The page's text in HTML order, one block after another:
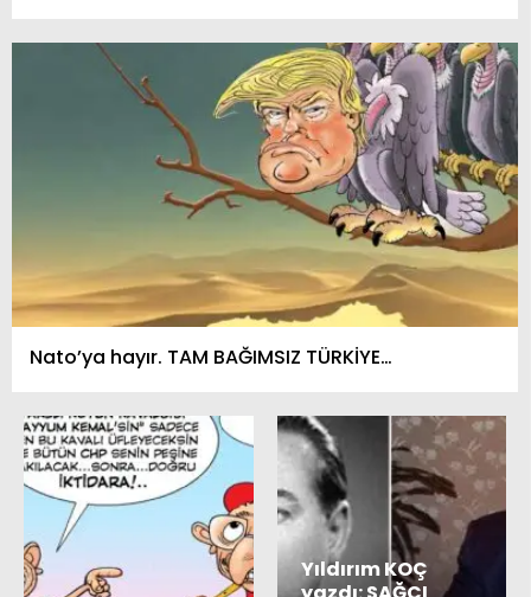
Nato’ya hayır. TAM BAĞIMSIZ TÜRKİYE…
Yıldırım KOÇ